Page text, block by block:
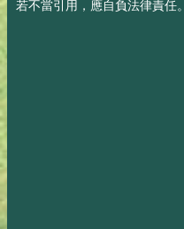
若不當引用，應自負法律責任。